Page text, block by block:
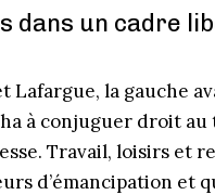
dans un cadre
Lafargue, la gauche
à conjuguer droit au
Travail, loisirs et
d’émancipation et